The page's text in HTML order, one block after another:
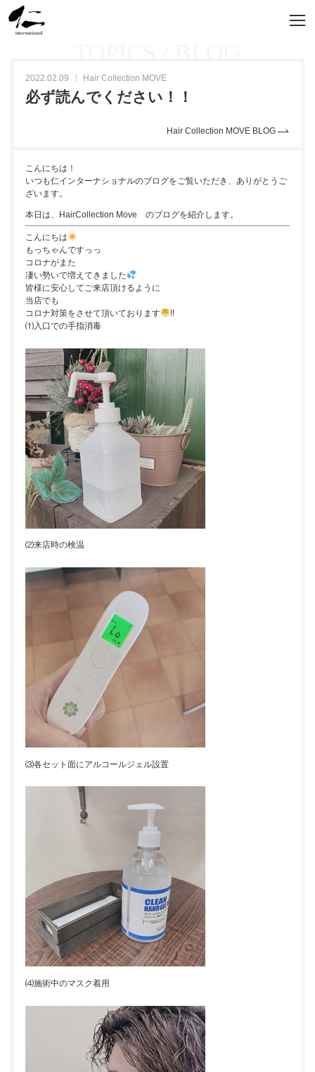
2022.02.09 Hair Collection MOVE
必ず読んでください！！
Hair Collection MOVE BLOG
こんにちは！
いつも仁インターナショナルのブログをご覧いただき、ありがとうご
ざいます。
本日は、HairCollection Move のブログを紹介します。
こんにちは
もっちゃんですっっ
コロナがまた
凄い勢いで増えてきました
皆様に安心してご来店頂けるように
当店でも
コロナ対策をさせて頂いております
!!
⑴入口での手指消毒
⑵来店時の検温
⑶各セット面にアルコールジェル設置
⑷施術中のマスク着用